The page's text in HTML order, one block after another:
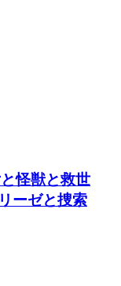
怪獣と救世
ーゼと捜索